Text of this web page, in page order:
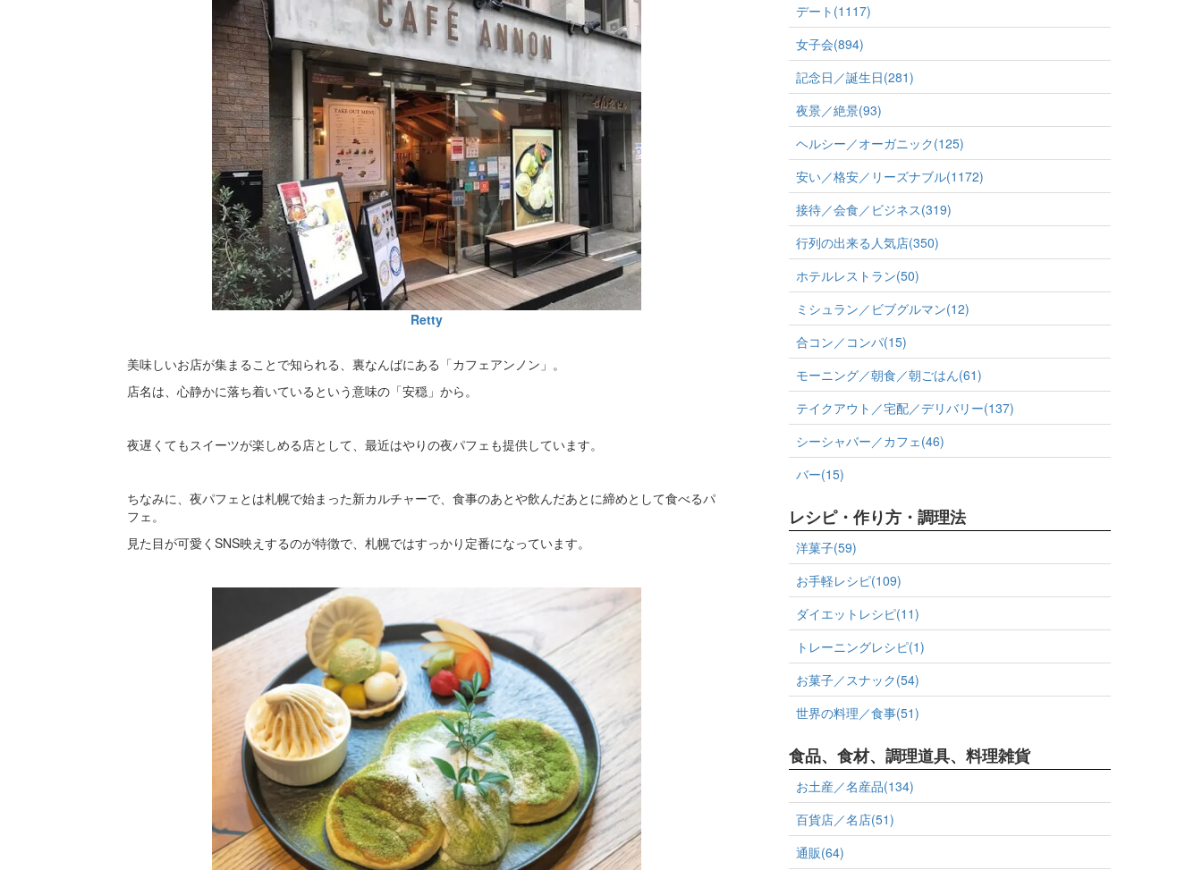
Retty
美味しいお店が集まることで知られる、裏なんばにある「カフェアンノン」。
店名は、心静かに落ち着いているという意味の「安穏」から。
夜遅くてもスイーツが楽しめる店として、最近はやりの夜パフェも提供しています。
ちなみに、夜パフェとは札幌で始まった新カルチャーで、食事のあとや飲んだあとに締めとして食べるパ
フェ。
見た目が可愛くSNS映えするのが特徴で、札幌ではすっかり定番になっています。
デート(1117)
女子会(894)
記念日／誕生日(281)
夜景／絶景(93)
ヘルシー／オーガニック(125)
安い／格安／リーズナブル(1172)
接待／会食／ビジネス(319)
行列の出来る人気店(350)
ホテルレストラン(50)
ミシュラン／ビブグルマン(12)
合コン／コンパ(15)
モーニング／朝食／朝ごはん(61)
テイクアウト／宅配／デリバリー(137)
シーシャバー／カフェ(46)
バー(15)
レシピ・作り方・調理法
洋菓子(59)
お手軽レシピ(109)
ダイエットレシピ(11)
トレーニングレシピ(1)
お菓子／スナック(54)
世界の料理／食事(51)
食品、食材、調理道具、料理雑貨
お土産／名産品(134)
百貨店／名店(51)
通販(64)